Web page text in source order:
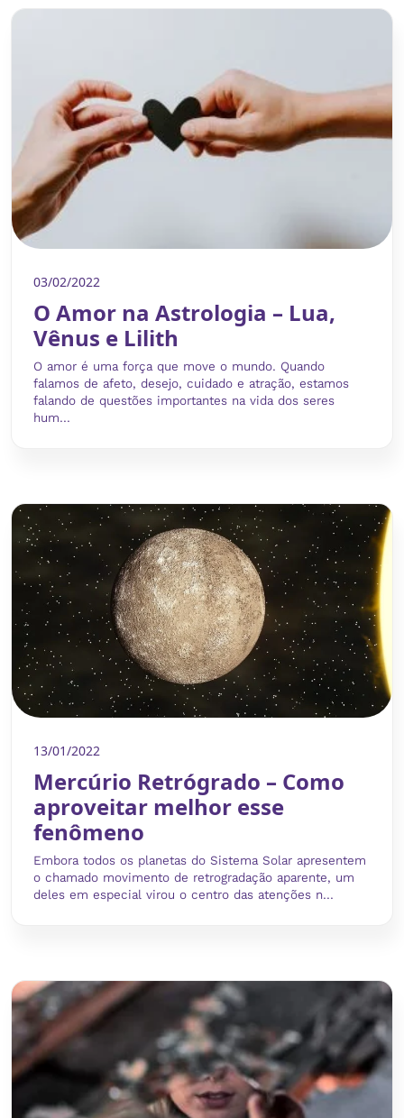
03/02/2022
O Amor na Astrologia – Lua,
Vênus e Lilith
O amor é uma força que move o mundo. Quando
falamos de afeto, desejo, cuidado e atração, estamos
falando de questões importantes na vida dos seres
hum...
13/01/2022
Mercúrio Retrógrado – Como
aproveitar melhor esse
fenômeno
Embora todos os planetas do Sistema Solar apresentem
o chamado movimento de retrogradação aparente, um
deles em especial virou o centro das atenções n...